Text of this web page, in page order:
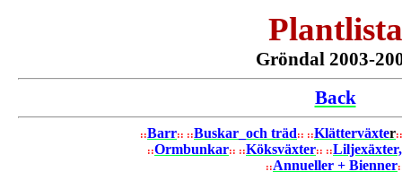
Plantlista
Gröndal 2003-
Back
::Barr:: ::Buskar_och träd:: ::Klätterväxter
::Ormbunkar:: ::Köksväxter:: ::
::Annueller + Bienner